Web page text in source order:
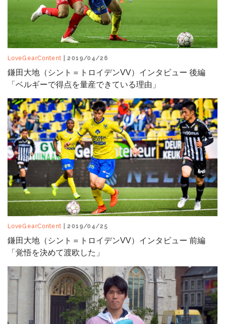
LoveGearContent | 2019/04/26
鎌田大地（シント＝トロイデンVV）インタビュー 後編
「ベルギーで得点を量産できている理由」
LoveGearContent | 2019/04/25
鎌田大地（シント＝トロイデンVV）インタビュー 前編
「覚悟を決めて渡欧した」